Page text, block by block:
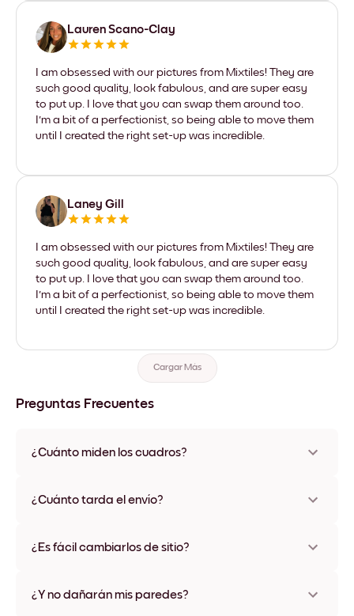
Lauren Scano-Clay
I am obsessed with our pictures from Mixtiles! They are
such good quality, look fabulous, and are super easy
to put up. I love that you can swap them around too.
I'm a bit of a perfectionist, so being able to move them
until I created the right set-up was incredible.
Laney Gill
I am obsessed with our pictures from Mixtiles! They are
such good quality, look fabulous, and are super easy
to put up. I love that you can swap them around too.
I'm a bit of a perfectionist, so being able to move them
until I created the right set-up was incredible.
Cargar Más
Preguntas Frecuentes
¿Cuánto miden los cuadros?
opción única de 56x112 cm. Disponible en varios materiales y
¿Cuánto tarda el envío?
disponibles en algunos países. Te enviaremos un número de
¿Es fácil cambiarlos de sitio?
ningún daño
¿Y no dañarán mis paredes?